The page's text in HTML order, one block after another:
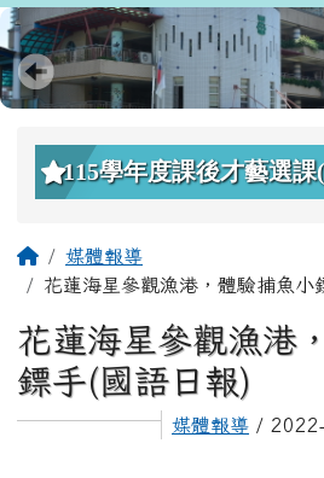
上中區域內容
115學年度課後才藝選
主內容區域
回首頁媒體報導
花蓮海星參觀漁港，體驗捕魚小
花蓮海星參觀漁港
鏢手(國語日報)
媒體報導 /